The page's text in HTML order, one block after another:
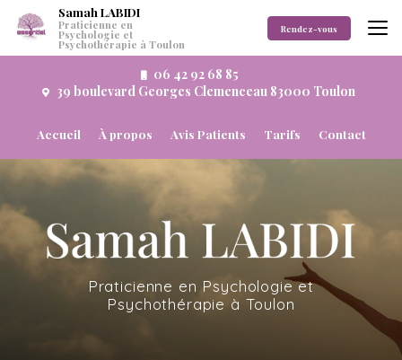
Aller
06 42 92 68 85
39 boulevard Georges Clemenceau 83000 Toulon
Accueil À propos Avis Patients Tarifs Contact
Samah LABIDI
Praticienne en
Psychologie et
Psychothérapie à Toulon
Rendez-vous
Praticienne en Psychologie et
Psychothérapie à Toulon